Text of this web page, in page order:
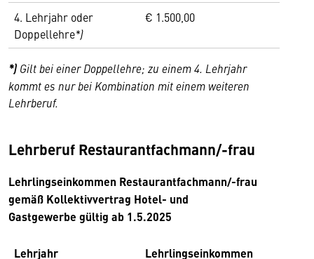
4. Lehrjahr oder
Doppellehre*)
€ 1.500,00
*) Gilt bei einer Doppellehre; zu einem 4. Lehrjahr
kommt es nur bei Kombination mit einem weiteren
Lehrberuf.
Lehrberuf Restaurantfachmann/-frau
Lehrlingseinkommen Restaurantfachmann/-frau
gemäß Kollektivvertrag Hotel- und
Gastgewerbe gültig ab 1.5.2025
Lehrjahr Lehrlingseinkommen